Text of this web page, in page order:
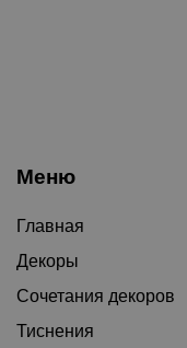
Меню
Главная
Декоры
Сочетания декоров
Тиснения